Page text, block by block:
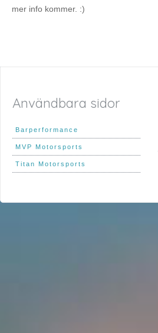
mer info kommer. :)
Användbara sidor
Barperformance
MVP Motorsports
Titan Motorsports